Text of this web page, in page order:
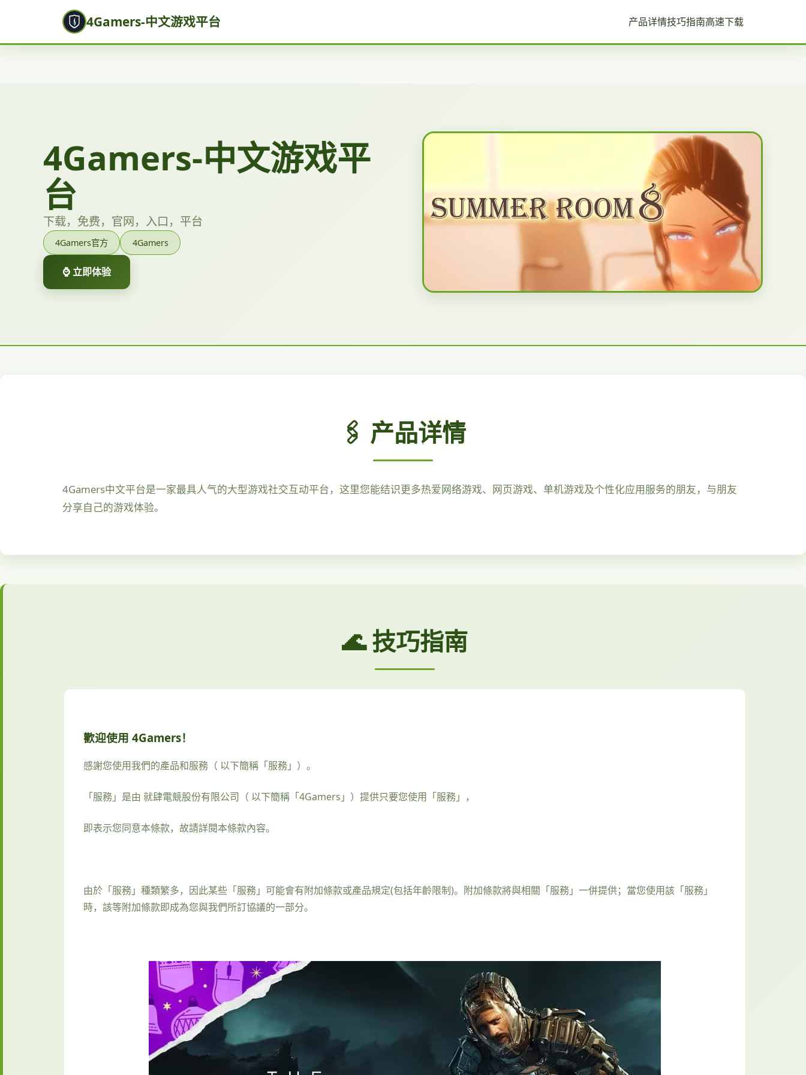
4Gamers-中文游戏平台 产品详情技巧指南高速下载
4Gamers-中文游戏平
台
下载，免费，官网，入口，平台
4Gamers官方 4Gamers
⌚ 立即体验
🖇️ 产品详情
4Gamers中文平台是一家最具人气的大型游戏社交互动平台，这里您能结识更多热爱网络游戏、网页游戏、单机游戏及个性化应用服务的朋友，与朋友
分享自己的游戏体验。
🌊 技巧指南
歡迎使用 4Gamers！
感謝您使用我們的產品和服務（ 以下簡稱「服務」）。
「服務」是由 就肆電競股份有限公司（ 以下簡稱「4Gamers」）提供只要您使用「服務」，
即表示您同意本條款，故請詳閱本條款內容。
由於「服務」種類繁多，因此某些「服務」可能會有附加條款或產品規定(包括年齡限制)。附加條款將與相關「服務」一併提供；當您使用該「服務」
時，該等附加條款即成為您與我們所訂協議的一部分。